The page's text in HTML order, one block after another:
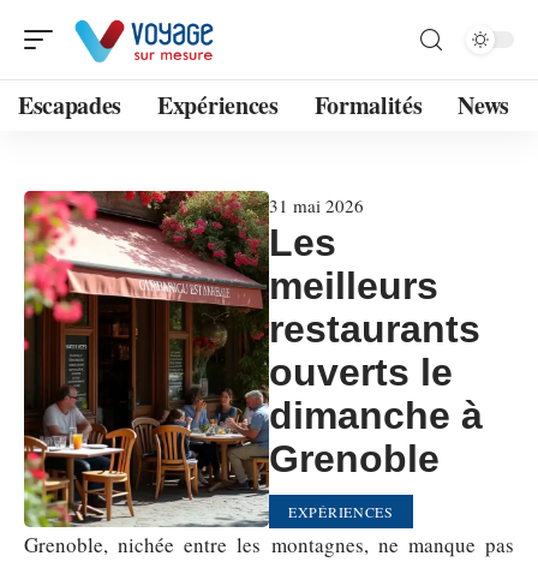
Escapades Expériences Formalités News
31 mai 2026
Les
meilleurs
restaurants
ouverts le
dimanche à
Grenoble
EXPÉRIENCES
Grenoble, nichée entre les montagnes, ne manque pas